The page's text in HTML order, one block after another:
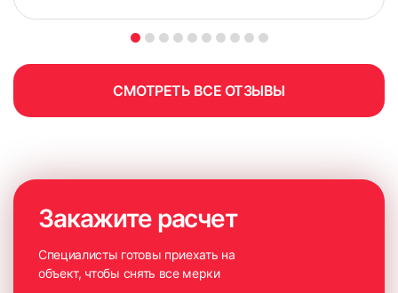
СМОТРЕТЬ ВСЕ ОТЗЫВЫ
Закажите расчет
Специалисты готовы приехать на
объект, чтобы снять все мерки